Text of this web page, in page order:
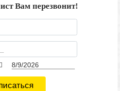
Вам перезвонит!